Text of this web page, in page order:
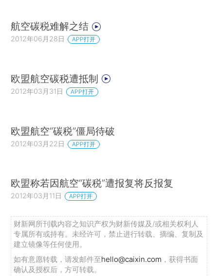
航空碳税难解之结
2012年06月28日 APP打开
欧盟航空碳税遭抵制
2012年03月31日 APP打开
欧盟航空“碳税”僵局待破
2012年03月22日 APP打开
欧盟称若因航空“碳税”遭报复将反报复
2012年03月11日 APP打开
财新网所刊载内容之知识产权为财新传媒及/或相关权利人
专属所有或持有。未经许可，禁止进行转载、摘编、复制及
建立镜像等任何使用。
如有意愿转载，请发邮件至hello@caixin.com ，获得书面
确认及授权后，方可转载。